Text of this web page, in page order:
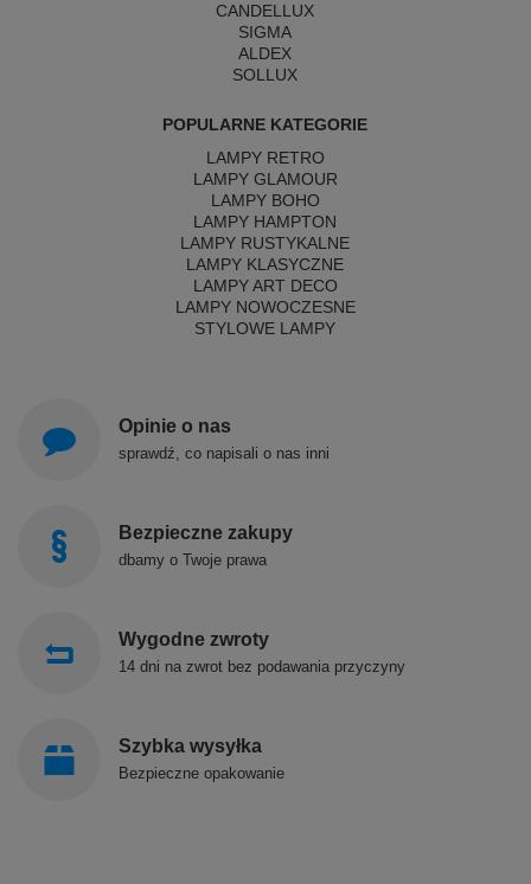
CANDELLUX
SIGMA
ALDEX
SOLLUX
POPULARNE KATEGORIE
LAMPY RETRO
LAMPY GLAMOUR
LAMPY BOHO
LAMPY HAMPTON
LAMPY RUSTYKALNE
LAMPY KLASYCZNE
LAMPY ART DECO
LAMPY NOWOCZESNE
STYLOWE LAMPY
Opinie o nas
sprawdź, co napisali o nas inni
Bezpieczne zakupy
dbamy o Twoje prawa
Wygodne zwroty
14 dni na zwrot bez podawania przyczyny
Szybka wysyłka
Bezpieczne opakowanie